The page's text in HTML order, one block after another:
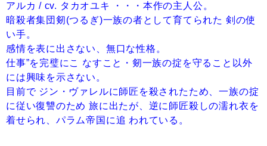
アルカ / cv. タカオユキ ・・・本作の主人公。
暗殺者集団剱(つるぎ)一族の者として育てられた 剣の使
い手。
感情を表に出さない、無口な性格。
仕事”を完璧にこ なすこと・剱一族の掟を守ること以外
には興味を示さない。
目前で ジン・ヴァレルに師匠を殺されたため、一族の掟
に従い復讐のため 旅に出たが、逆に師匠殺しの濡れ衣を
着せられ、パラム帝国に追 われている。